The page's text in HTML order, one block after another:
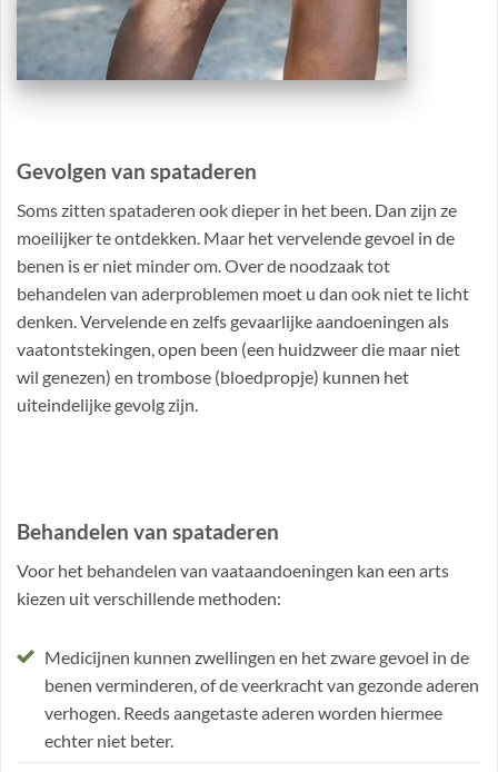
Gevolgen van spataderen
Soms zitten spataderen ook dieper in het been. Dan zijn ze
moeilijker te ontdekken. Maar het vervelende gevoel in de
benen is er niet minder om. Over de noodzaak tot
behandelen van aderproblemen moet u dan ook niet te licht
denken. Vervelende en zelfs gevaarlijke aandoeningen als
vaatontstekingen, open been (een huidzweer die maar niet
wil genezen) en trombose (bloedpropje) kunnen het
uiteindelijke gevolg zijn.
Behandelen van spataderen
Voor het behandelen van vaataandoeningen kan een arts
kiezen uit verschillende methoden:
Medicijnen kunnen zwellingen en het zware gevoel in de
benen verminderen, of de veerkracht van gezonde aderen
verhogen. Reeds aangetaste aderen worden hiermee
echter niet beter.